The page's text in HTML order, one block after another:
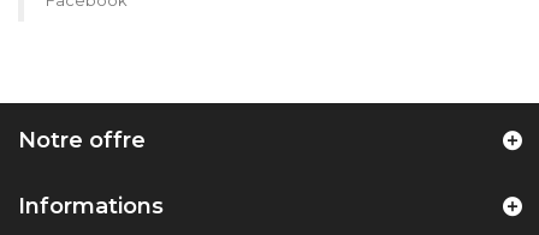
Notre offre
Informations